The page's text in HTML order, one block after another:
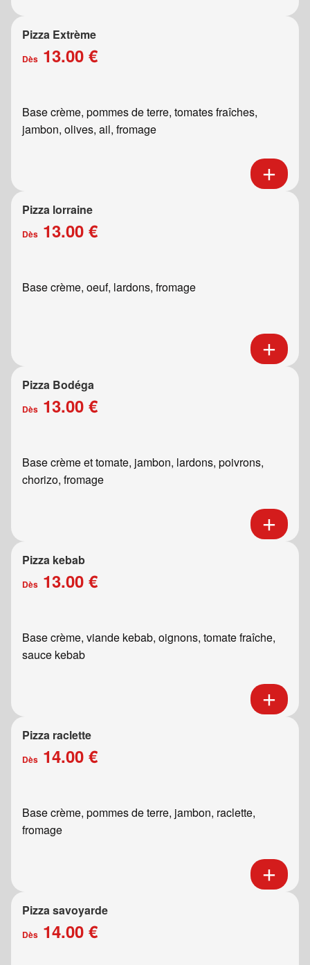
Pizza Extrème
Dès 13.00 €
Base crème, pommes de terre, tomates fraîches,
jambon, olives, ail, fromage
Pizza lorraine
Dès 13.00 €
Base crème, oeuf, lardons, fromage
Pizza Bodéga
Dès 13.00 €
Base crème et tomate, jambon, lardons, poivrons,
chorizo, fromage
Pizza kebab
Dès 13.00 €
Base crème, viande kebab, oignons, tomate fraîche,
sauce kebab
Pizza raclette
Dès 14.00 €
Base crème, pommes de terre, jambon, raclette,
fromage
Pizza savoyarde
Dès 14.00 €